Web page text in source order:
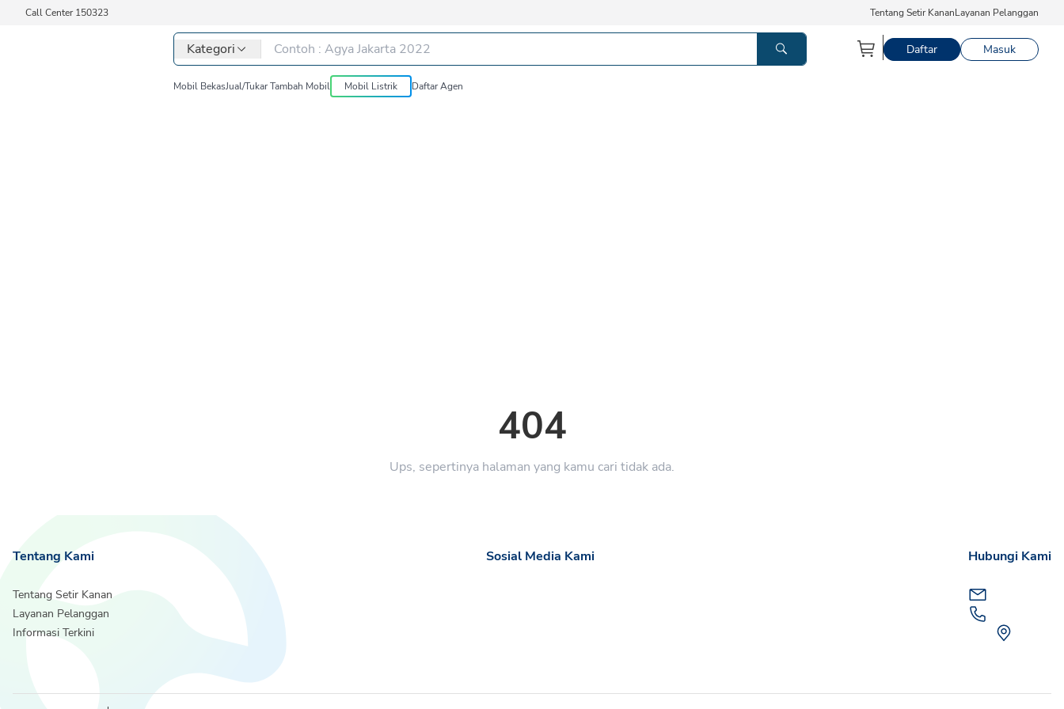
Call Center 150323 Tentang Setir KananLayanan Pelanggan
Kategori Daftar Masuk
Mobil BekasJual/Tukar Tambah Mobil Mobil Listrik Daftar Agen
404
Ups, sepertinya halaman yang kamu cari tidak ada.
Tentang Kami
Tentang Setir Kanan
Layanan Pelanggan
Informasi Terkini
Sosial Media Kami Hubungi Kami